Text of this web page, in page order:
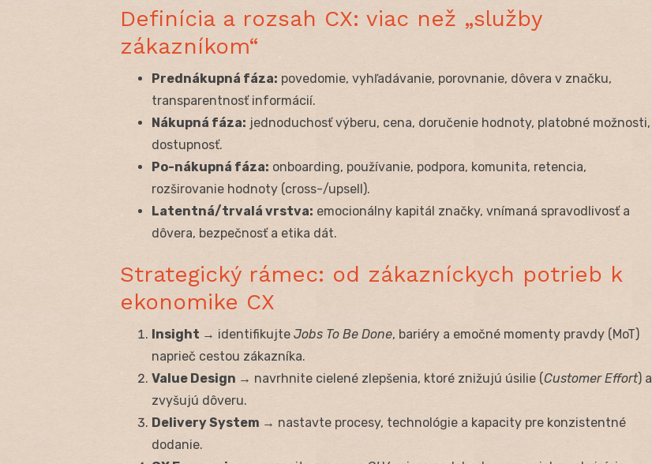
Definícia a rozsah CX: viac než „služby
zákazníkom“
Prednákupná fáza: povedomie, vyhľadávanie, porovnanie, dôvera v značku,
transparentnosť informácií.
Nákupná fáza: jednoduchosť výberu, cena, doručenie hodnoty, platobné možnosti,
dostupnosť.
Po-nákupná fáza: onboarding, používanie, podpora, komunita, retencia,
rozširovanie hodnoty (cross-/upsell).
Latentná/trvalá vrstva: emocionálny kapitál značky, vnímaná spravodlivosť a
dôvera, bezpečnosť a etika dát.
Strategický rámec: od zákazníckych potrieb k
ekonomike CX
Insight → identifikujte Jobs To Be Done, bariéry a emočné momenty pravdy (MoT)
naprieč cestou zákazníka.
Value Design → navrhnite cielené zlepšenia, ktoré znižujú úsilie (Customer Effort) a
zvyšujú dôveru.
Delivery System → nastavte procesy, technológie a kapacity pre konzistentné
dodanie.